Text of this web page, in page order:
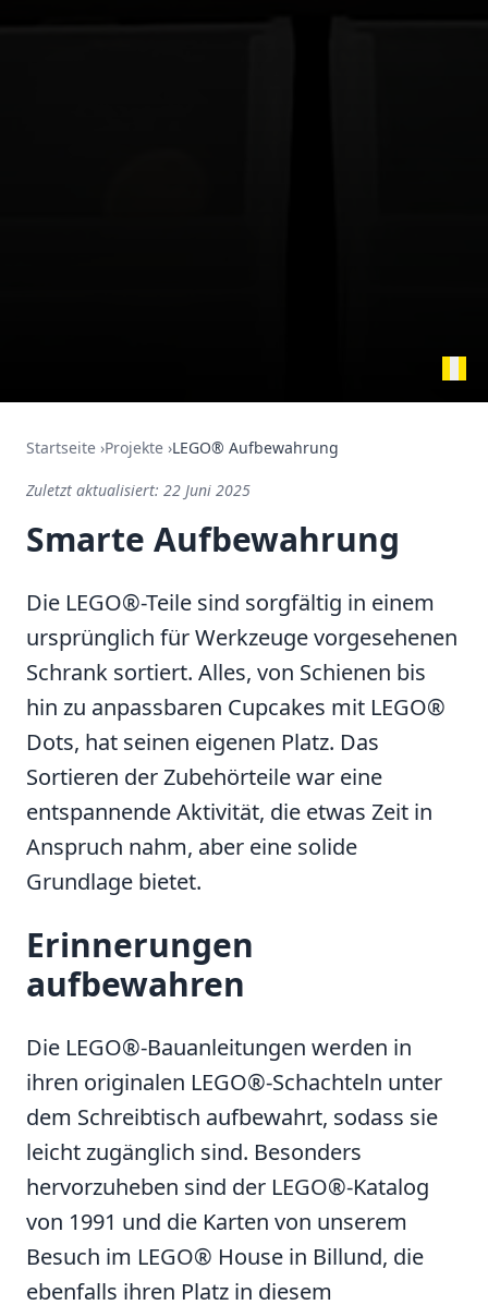
Startseite ›Projekte ›LEGO® Aufbewahrung
Zuletzt aktualisiert: 22 Juni 2025
Smarte Aufbewahrung
Die LEGO®-Teile sind sorgfältig in einem
ursprünglich für Werkzeuge vorgesehenen
Schrank sortiert. Alles, von Schienen bis
hin zu anpassbaren Cupcakes mit LEGO®
Dots, hat seinen eigenen Platz. Das
Sortieren der Zubehörteile war eine
entspannende Aktivität, die etwas Zeit in
Anspruch nahm, aber eine solide
Grundlage bietet.
Erinnerungen
aufbewahren
Die LEGO®-Bauanleitungen werden in
ihren originalen LEGO®-Schachteln unter
dem Schreibtisch aufbewahrt, sodass sie
leicht zugänglich sind. Besonders
hervorzuheben sind der LEGO®-Katalog
von 1991 und die Karten von unserem
Besuch im LEGO® House in Billund, die
ebenfalls ihren Platz in diesem